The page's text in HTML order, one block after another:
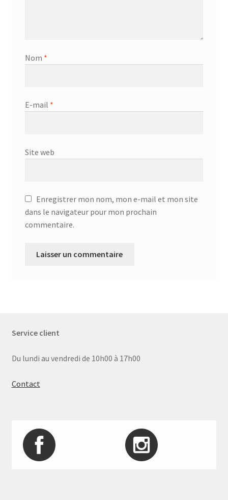
Nom *
E-mail *
Site web
Enregistrer mon nom, mon e-mail et mon site
dans le navigateur pour mon prochain
commentaire.
Service client
Du lundi au vendredi de 10h00 à 17h00
Contact